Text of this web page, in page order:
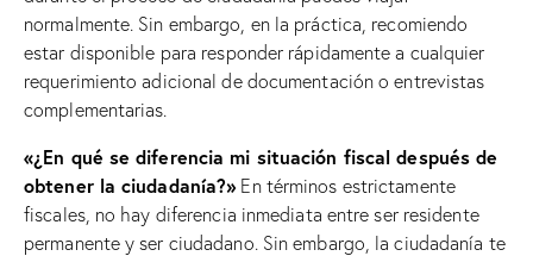
normalmente. Sin embargo, en la práctica, recomiendo
estar disponible para responder rápidamente a cualquier
requerimiento adicional de documentación o entrevistas
complementarias.
«¿En qué se diferencia mi situación fiscal después de
obtener la ciudadanía?» En términos estrictamente
fiscales, no hay diferencia inmediata entre ser residente
permanente y ser ciudadano. Sin embargo, la ciudadanía te